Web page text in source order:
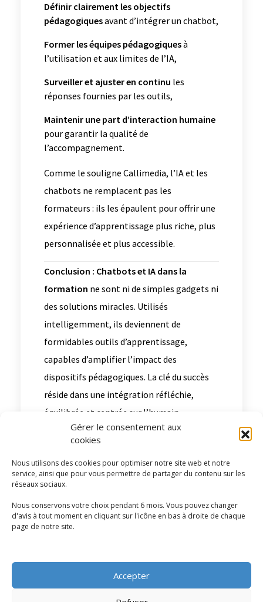
Gérer le consentement aux
cookies
Nous utilisons des cookies pour optimiser notre site web et notre
service, ainsi que pour vous permettre de partager du contenu sur les
réseaux sociaux.
Nous conservons votre choix pendant 6 mois. Vous pouvez changer
d'avis à tout moment en cliquant sur l'icône en bas à droite de chaque
page de notre site.
Accepter
Définir clairement les objectifs
pédagogiquesavant d’intégrer un chatbot,
Former les équipes pédagogiquesà
l’utilisation et aux limites de l’IA,
Surveiller et ajuster en continu les
réponses fournies par les outils,
Maintenir une part d’interaction humaine
pour garantir la qualité de
l’accompagnement.
Comme le souligne Callimedia, l’IA et les
chatbots ne remplacent pas les
formateurs : ils les épaulent pour offrir une
expérience d’apprentissage plus riche, plus
personnalisée et plus accessible.
Conclusion : Chatbots et IA dans la
formation ne sont ni de simples gadgets ni
des solutions miracles. Utilisés
intelligemment, ils deviennent de
formidables outils d’apprentissage,
capables d’amplifier l’impact des
dispositifs pédagogiques. La clé du succès
réside dans une intégration réfléchie,
équilibrée et centrée sur l’humain.
1
Quentin Bouveret